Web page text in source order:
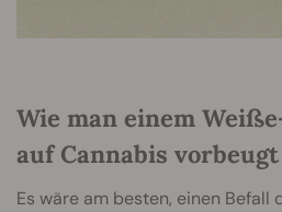
Wie man einem
auf Cannabis vorbeugt
Es wäre am besten, einen Befall